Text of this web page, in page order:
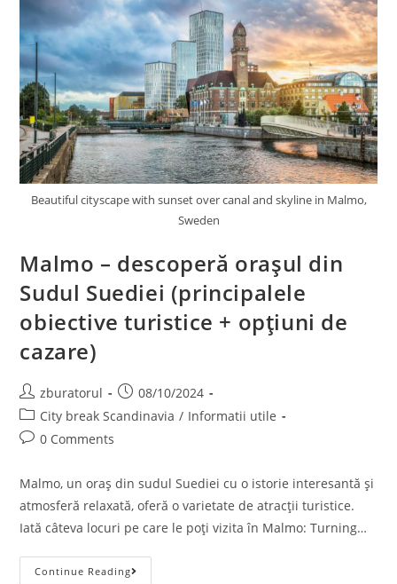
Beautiful cityscape with sunset over canal and skyline in Malmo,
Sweden
Malmo – descoperă orașul din
Sudul Suediei (principalele
obiective turistice + opțiuni de
cazare)
Post
author:
zburatorul
Post
published:
08/10/2024
Post
category:
City break Scandinavia / Informatii utile
Post0 Comments
Malmo, un oraș din sudul Suediei cu o istorie interesantă și
atmosferă relaxată, oferă o varietate de atracții turistice.
Iată câteva locuri pe care le poți vizita în Malmo: Turning…
Continue ReadingMalmo